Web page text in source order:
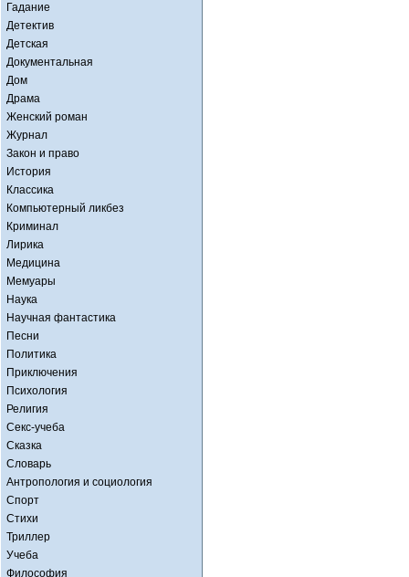
Гадание
Детектив
Детская
Документальная
Дом
Драма
Женский роман
Журнал
Закон и право
История
Классика
Компьютерный ликбез
Криминал
Лирика
Медицина
Мемуары
Наука
Научная фантастика
Песни
Политика
Приключения
Психология
Религия
Секс-учеба
Сказка
Словарь
Антропология и социология
Спорт
Стихи
Триллер
Учеба
Философия